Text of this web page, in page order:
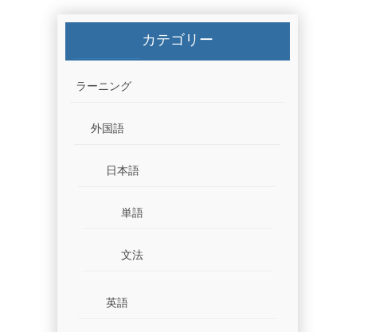
カテゴリー
ラーニング
外国語
日本語
単語
文法
英語